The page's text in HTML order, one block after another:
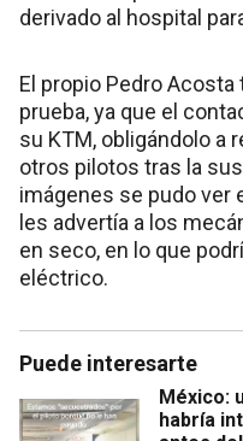
derivado al hospital
El propio Pedro
prueba, ya que el
su KTM, obligándolo a
otros pilotos tras la
imágenes se pudo ver
les advertía a los
en seco, en lo que
eléctrico.
Puede interesarte
México:
habría